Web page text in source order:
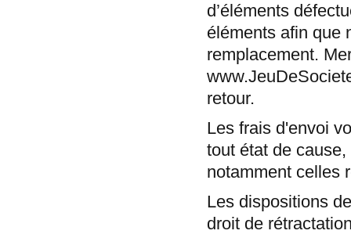
d’éléments
éléments afin que
remplacement.
retour.
Les frais d'envoi
tout état de
notamment celles
Les dispositions
droit de